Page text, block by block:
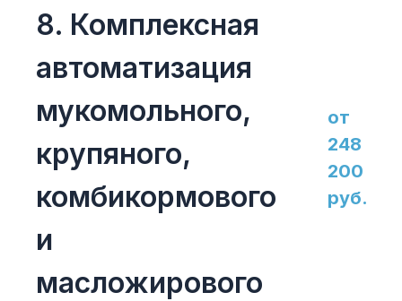
8. Комплексная
автоматизация
мукомольного,
крупяного,
комбикормового
и
масложирового
от
248
200
руб.